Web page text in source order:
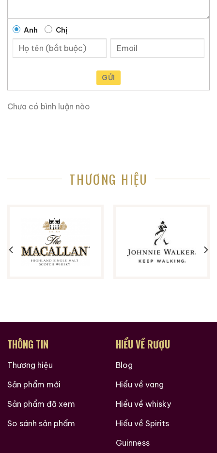
Website: ruouxachtay.com
Maps:https://www.google.com/maps?
cid=4203959646322424299
Anh Chị
GỬI
Chưa có bình luận nào
THƯƠNG HIỆU
THÔNG TIN
Thương hiệu
Sản phẩm mới
Sản phẩm đã xem
So sánh sản phẩm
HIỂU VỀ RƯỢU
Blog
Hiểu về vang
Hiểu về whisky
Hiểu về Spirits
Guinness